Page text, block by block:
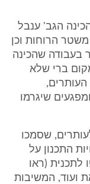
הגב' ענבל
הרוחות וכן
בעבודה שהכינה
ברי שלא
שיגרמו
שסמכו
התכנון על
לתכנית (ראו
המשיבות 7 - 9). זאת ועוד, המשיבות